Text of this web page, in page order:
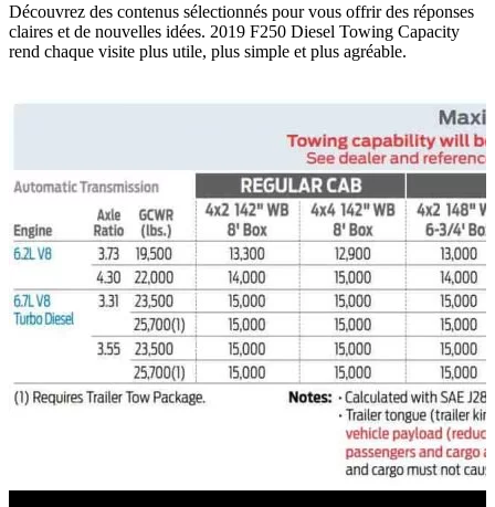
Découvrez des contenus sélectionnés pour vous offrir des réponses
claires et de nouvelles idées. 2019 F250 Diesel Towing Capacity
rend chaque visite plus utile, plus simple et plus agréable.